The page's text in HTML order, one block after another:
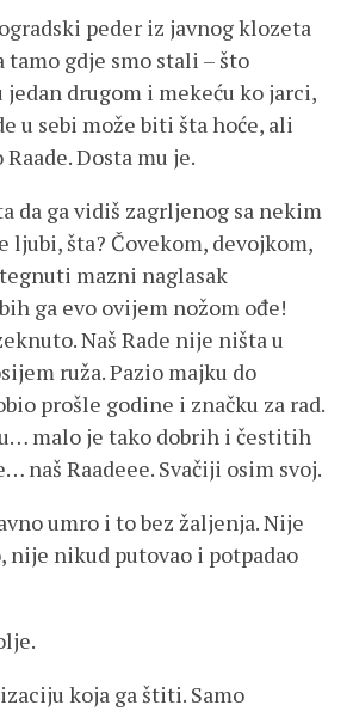
peder iz javnog klozeta
tamo gdje smo stali – što
jedan drugom i mekeću ko jarci,
u sebi može biti šta hoće, ali
Dosta mu je.
da ga vidiš zagrljenog sa nekim
ljubi, šta? Čovekom, devojkom,
mazni naglasak
ga evo ovijem nožom ođe!
Naš Rade nije ništa u
ruža. Pazio majku do
prošle godine i značku za rad.
malo je tako dobrih i čestitih
naš Raadeee. Svačiji osim svoj.
umro i to bez žaljenja. Nije
nije nikud putovao i potpadao
koja ga štiti. Samo